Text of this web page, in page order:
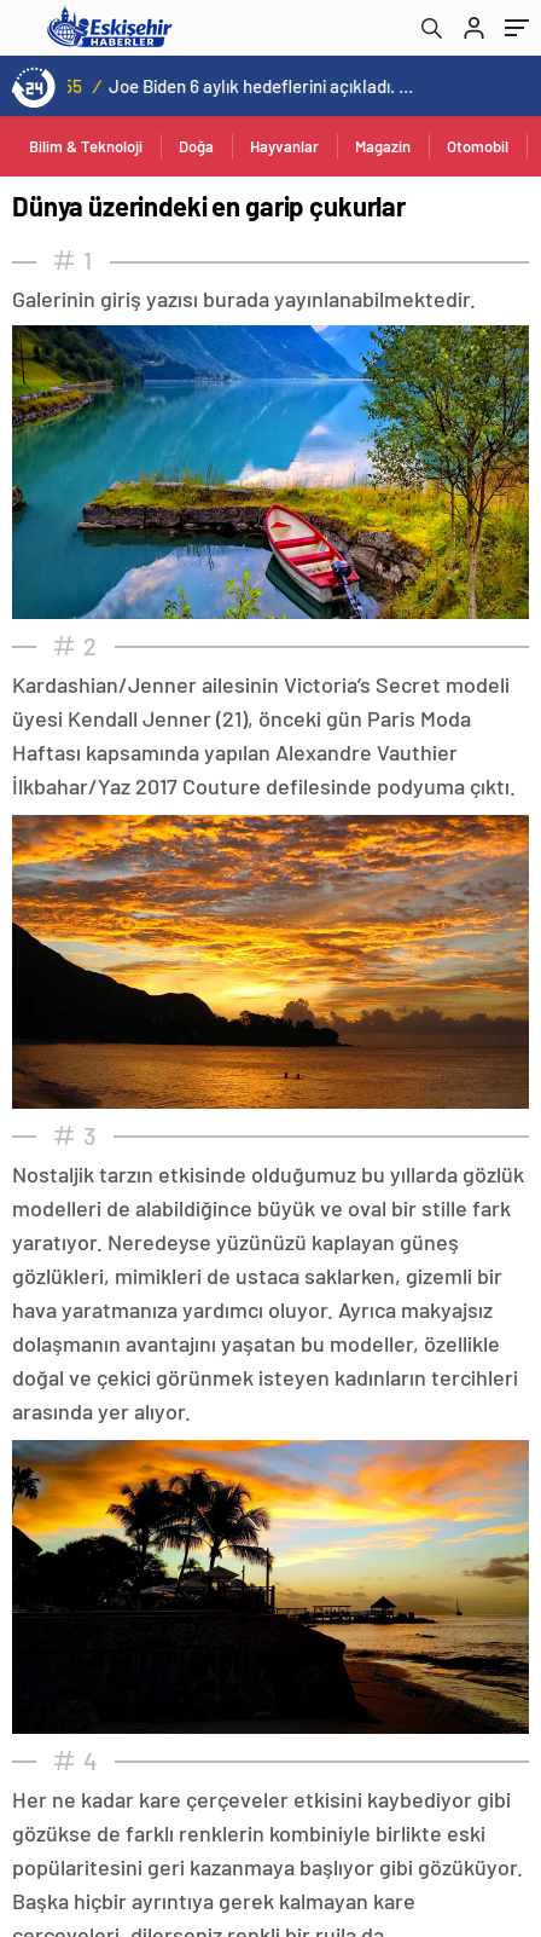
23:55 /
Bilim & Teknoloji Doğa Hayvanlar Magazin Otomobil
Dünya üzerindeki en garip çukurlar
1
Galerinin giriş yazısı burada yayınlanabilmektedir.
2
Kardashian/Jenner ailesinin Victoria’s Secret modeli
üyesi Kendall Jenner (21), önceki gün Paris Moda
Haftası kapsamında yapılan Alexandre Vauthier
İlkbahar/Yaz 2017 Couture defilesinde podyuma çıktı.
3
Nostaljik tarzın etkisinde olduğumuz bu yıllarda gözlük
modelleri de alabildiğince büyük ve oval bir stille fark
yaratıyor. Neredeyse yüzünüzü kaplayan güneş
gözlükleri, mimikleri de ustaca saklarken, gizemli bir
hava yaratmanıza yardımcı oluyor. Ayrıca makyajsız
dolaşmanın avantajını yaşatan bu modeller, özellikle
doğal ve çekici görünmek isteyen kadınların tercihleri
arasında yer alıyor.
4
Her ne kadar kare çerçeveler etkisini kaybediyor gibi
gözükse de farklı renklerin kombiniyle birlikte eski
popülaritesini geri kazanmaya başlıyor gibi gözüküyor.
Başka hiçbir ayrıntıya gerek kalmayan kare